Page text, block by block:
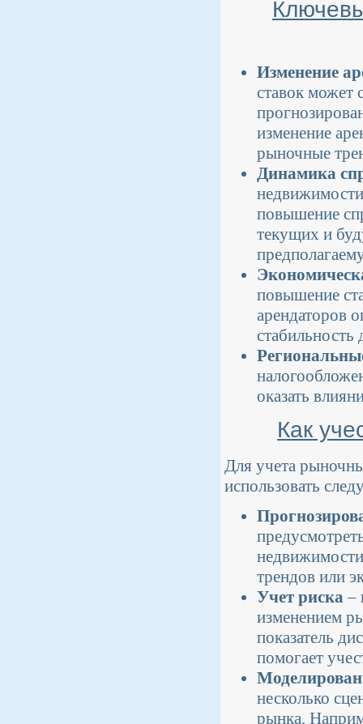
Изменение
ставок может
изменение
рыночные
Динамика
повышение
текущих и
повышение
арендаторов
оказать
Как
Для учета
использовать
трендов или
Учет риска –
изменением
показатель
помогает
несколько
рынка.